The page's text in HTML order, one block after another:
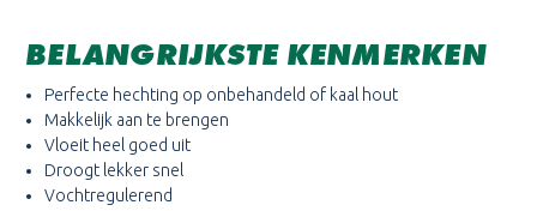
BELANGRIJKSTE KENMERKEN
Perfecte hechting op onbehandeld of kaal hout
Makkelijk aan te brengen
Vloeit heel goed uit
Droogt lekker snel
Vochtregulerend